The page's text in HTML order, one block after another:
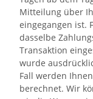
Mitteilung über
eingegangen ist.
dasselbe
Transaktion
wurde
Fall werden
berechnet. Wir